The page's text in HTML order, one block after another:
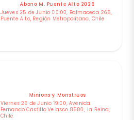
Abono M. Puente Alto 2026
Jueves 25 de Junio 00:00, Balmaceda 265,
Puente Alto, Región Metropolitana, Chile
Minions y Monstruos
Viernes 26 de Junio 19:00, Avenida
Fernando Castillo Velasco 8580, La Reina,
Chile